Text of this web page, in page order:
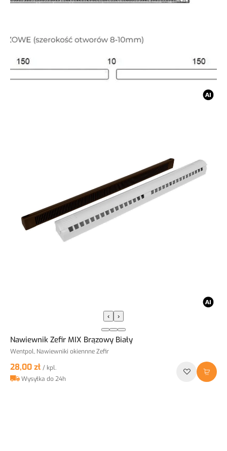
‹ ›
Nawiewnik Zefir MIX Brązowy Biały
Wentpol, Nawiewniki okiennne Zefir
28,00 zł / kpl.
Wysyłka do 24h